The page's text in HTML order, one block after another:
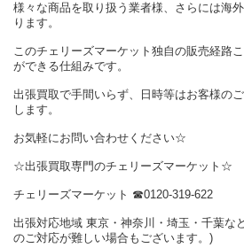
様々な商品を取り扱う業者様、さらには海
ります。
このチェリーズマーケット独自の販売経路
ができる仕組みです。
出張買取で手間いらず、日時等はお客様の
します。
お気軽にお問い合わせください☆
☆出張買取専門のチェリーズマーケット☆
チェリーズマーケット ☎︎0120-319-622
出張対応地域 東京・神奈川・埼玉・千葉な
のご対応が難しい場合もございます。)